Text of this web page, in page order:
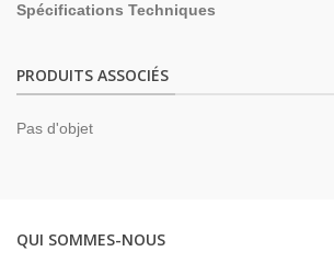
Spécifications Techniques
PRODUITS ASSOCIÉS
Pas d'objet
QUI SOMMES-NOUS